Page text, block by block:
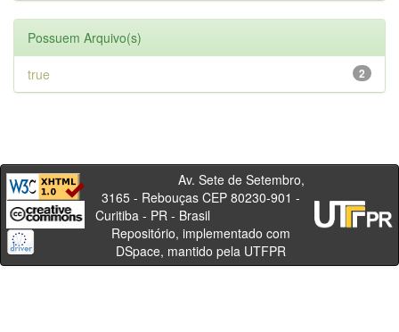
Possuem Arquivo(s)
2
true
Av. Sete de Setembro,
3165 - Rebouças CEP 80230-901 -
Curitiba - PR - Brasil
Repositório, implementado com
DSpace, mantido pela UTFPR